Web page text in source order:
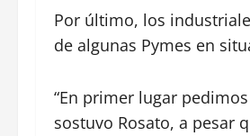
Por último, los
de algunas Pymes en
“En primer lugar
sostuvo Rosato, a pesar